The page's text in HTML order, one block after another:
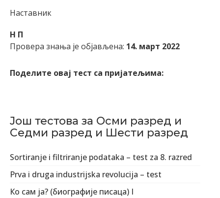
Наставник
Н П
Провера знања је објављена: 14. март 2022
Поделите овај тест са пријатељима:
Још тестова за Осми разред и
Седми разред и Шести разред
Sortiranje i filtriranje podataka – test za 8. razred
Prva i druga industrijska revolucijа – test
Ко сам ја? (биографије писаца) I